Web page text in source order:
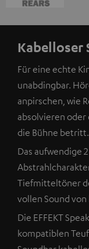
Kabelloser
Für eine echte
unabdingbar.
anpirschen, wie
absolvieren oder
die Bühne betritt.
Das aufwendige
Tiefmitteltöner
vollen Sound
Die EFFEKT
kompatiblen